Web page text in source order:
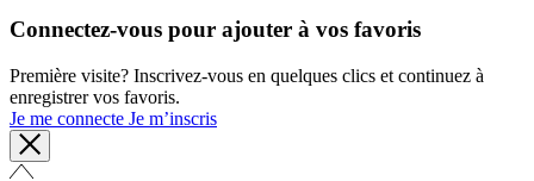
Connectez-vous pour ajouter à vos favoris
Première visite? Inscrivez-vous en quelques clics et continuez à
enregistrer vos favoris.
Je me connecte Je m’inscris